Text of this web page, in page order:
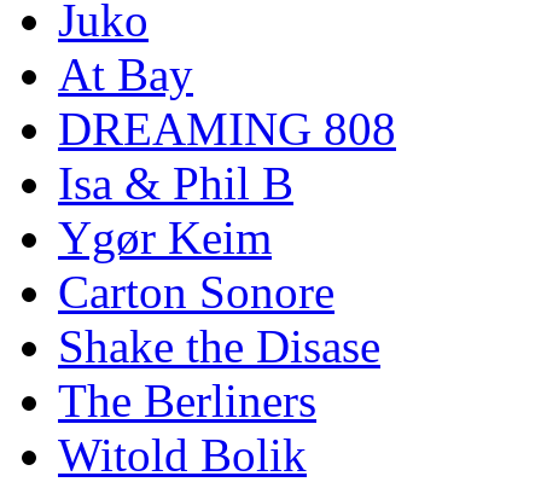
Juko
At Bay
DREAMING 808
Isa & Phil B
Ygør Keim
Carton Sonore
Shake the Disase
The Berliners
Witold Bolik